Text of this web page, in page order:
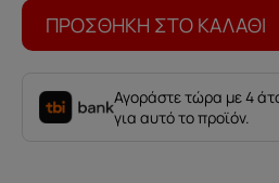
ΠΡΟΣΘΉΚΗ ΣΤΟ ΚΑΛΆΘΙ
Αγοράστε τώρα με 4
για αυτό το προϊόν.